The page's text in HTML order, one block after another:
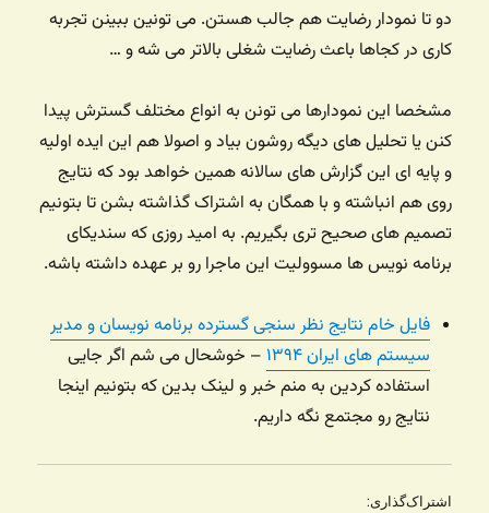
دو تا نمودار رضایت هم جالب هستن. می تونین ببینن تجربه
کاری در کجاها باعث رضایت شغلی بالاتر می شه و …
مشخصا این نمودارها می تونن به انواع مختلف گسترش پیدا
کنن یا تحلیل های دیگه روشون بیاد و اصولا هم این ایده اولیه
و پایه ای این گزارش های سالانه همین خواهد بود که نتایج
روی هم انباشته و با همگان به اشتراک گذاشته بشن تا بتونیم
تصمیم های صحیح تری بگیریم. به امید روزی که سندیکای
برنامه نویس ها مسوولیت این ماجرا رو بر عهده داشته باشه.
فایل خام نتایج نظر سنجی گسترده برنامه نویسان و مدیر
سیستم های ایران ۱۳۹۴
– خوشحال می شم اگر جایی
استفاده کردین به منم خبر و لینک بدین که بتونیم اینجا
نتایج رو مجتمع نگه داریم.
اشتراک‌گذاری: